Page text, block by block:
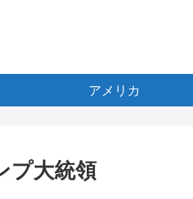
アメリカ
プ大統領